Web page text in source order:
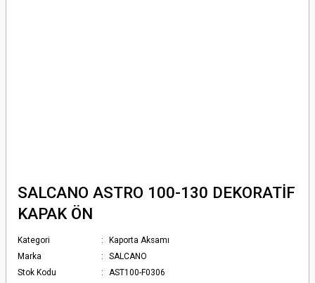
SALCANO ASTRO 100-130 DEKORATİF
KAPAK ÖN
Kategori
Kaporta Aksamı
Marka
SALCANO
Stok Kodu
AST100-F0306